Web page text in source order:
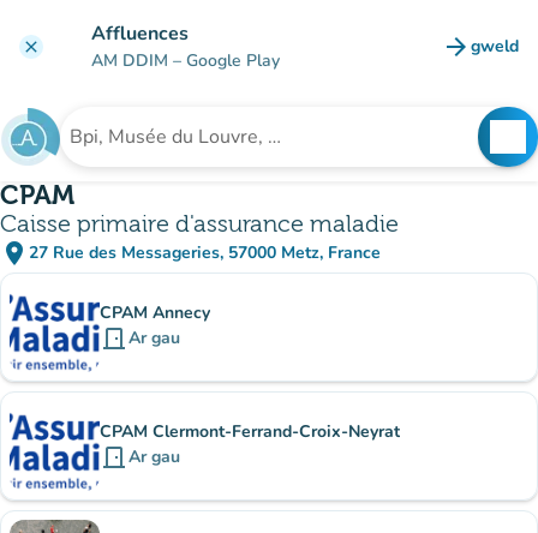
clear Affluences
AM DDIM – Google Play arrow_forward gweld
(tab
Chwilio am sefydliad
CPAM
Caisse primaire d'assurance maladie
place 27 Rue des Messageries, 57000 Metz, France
(agor yn Google Maps)
(tab newydd)
Is-sefydliadau
CPAM Annecy
door_front Ar gau
CPAM Clermont-Ferrand-Croix-Neyrat
door_front Ar gau